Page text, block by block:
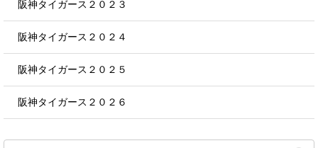
阪神タイガース２０２３
阪神タイガース２０２４
阪神タイガース２０２５
阪神タイガース２０２６